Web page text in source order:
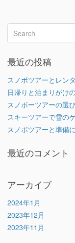
最近の投稿
スノボツアーとレン
日帰りと泊まりがけ
スノボーツアーの選
スキーツアーで雪の
スノボツアーと準備
最近のコメント
アーカイブ
2024年1月
2023年12月
2023年11月